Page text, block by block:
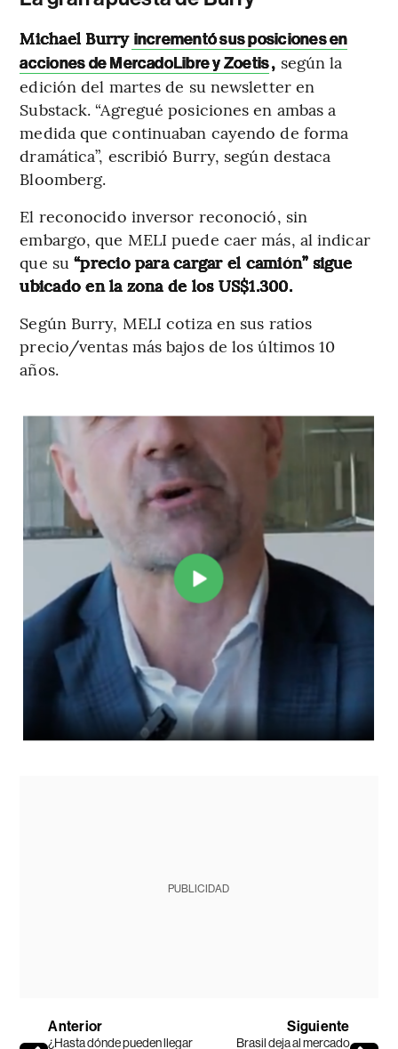
Michael Burry incrementó sus posiciones en
acciones de MercadoLibre y Zoetis, según la
edición del martes de su newsletter en
Substack. “Agregué posiciones en ambas a
medida que continuaban cayendo de forma
dramática”, escribió Burry, según destaca
Bloomberg.
El reconocido inversor reconoció, sin
embargo, que MELI puede caer más, al indicar
que su“precio para cargar el camión” sigue
ubicado en la zona de los US$1.300.
Según Burry, MELI cotiza en sus ratios
precio/ventas más bajos de los últimos 10
años.
PUBLICIDAD
Anterior
¿Hasta dónde pueden llegar
Siguiente
Brasil deja al mercado